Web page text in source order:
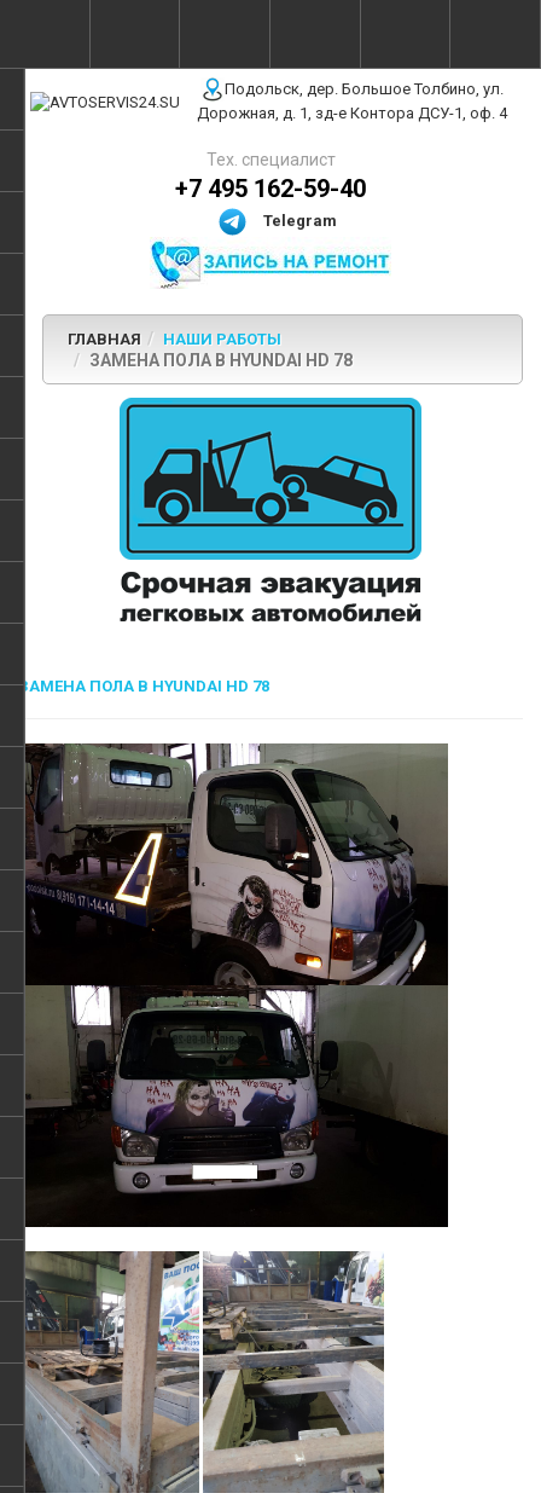
Подольск, дер. Большое Толбино, ул.
Дорожная, д. 1, зд-е Контора ДСУ-1, оф. 4
Тех. специалист
+7 495 162-59-40
Telegram
ГЛАВНАЯ НАШИ РАБОТЫ
ЗАМЕНА ПОЛА В HYUNDAI HD 78
ЗАМЕНА ПОЛА В HYUNDAI HD 78